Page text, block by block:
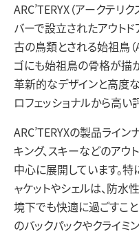
ARC’TERYX（アークテリ
バーで設立されたアウトド
古の鳥類とされる始祖鳥
ゴにも始祖鳥の骨格が描か
革新的なデザインと高度
ロフェッショナルから高い
ARC’TERYXの製品ライン
キング、スキーなどのアウ
中心に展開しています。
ャケットやシェルは、防
境下でも快適に過ごすこと
のバックパックやクライミ